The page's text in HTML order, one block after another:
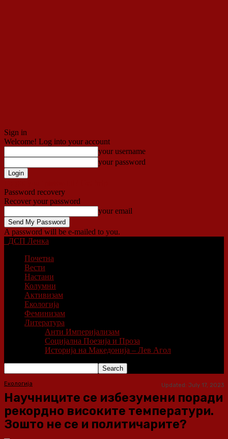
Sign in
Welcome! Log into your account
your username
your password
Password recovery
Recover your password
your email
A password will be e-mailed to you.
ДСП Ленка
Почетна
Вести
Настани
Колумни
Активизам
Екологија
Феминизам
Литература
Анти Империјализам
Социјална Поезија и Проза
Историја на Македонија – Лев Агол
Екологија Updated: July 17, 2023
Научниците се избезумени поради
рекордно високите температури.
Зошто не се и политичарите?